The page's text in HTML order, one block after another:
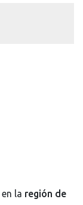
la región de